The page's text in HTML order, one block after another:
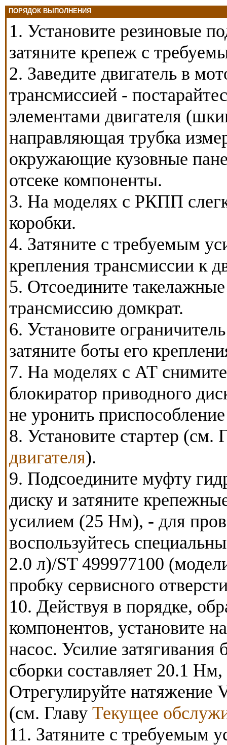
ПОРЯДОК ВЫПОЛНЕНИЯ
1. Установите резиновые
затяните крепеж с
2. Заведите двигатель в
трансмиссией -
элементами двигателя
направляющая трубка
окружающие кузовные
отсеке компоненты.
3. На моделях с РКПП
коробки.
4. Затяните с требуемым
крепления трансмиссии к
5. Отсоедините
трансмиссию домкрат.
6. Установите
затяните боты его
7. На моделях с АТ
блокиратор приводного
не уронить
8. Установите стартер (см.
двигателя).
9. Подсоедините муфту
диску и затяните
усилием (25 Нм), - для
воспользуйтесь
2.0 л)/ST 499977100
пробку сервисного
10. Действуя в порядке,
компонентов, установите
насос. Усилие затягивания
сборки составляет 20.1
Отрегулируйте натяжение
(см. Главу Текущее
11. Затяните с требуемым